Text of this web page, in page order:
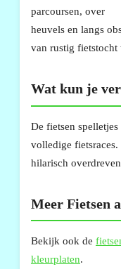
parcoursen, over
heuvels en langs
van rustig fietstocht
Wat kun je
De fietsen
volledige
hilarisch
Meer Fietsen
Bekijk ook de
kleurplaten.